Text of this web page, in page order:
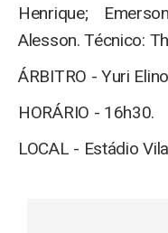
Henrique;
Alesson. Técnico:
ÁRBITRO - Yuri
HORÁRIO - 16h30.
LOCAL - Estádio